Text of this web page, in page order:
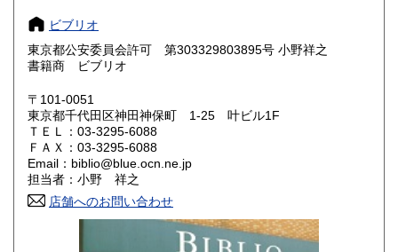
奈良県 185円 和歌山県
岡山県 185円 広島県
山口県 185円
香川県 185円
185円 福岡県
ビブリオ
東京都公安委員会許可 第303329803895号 小野祥之
書籍商 ビブリオ
〒101-0051
東京都千代田区神田神保町 1-25 叶ビル1F
ＴＥＬ：03-3295-6088
ＦＡＸ：03-3295-6088
Email：biblio@blue.ocn.ne.jp
担当者：小野 祥之
店舗へのお問い合わせ